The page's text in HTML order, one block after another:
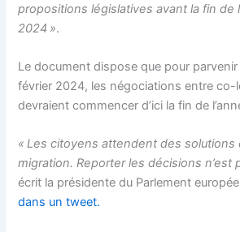
propositions législatives avant la fin de
2024 ».
Le document dispose que pour
février 2024, les négociations entre co-
devraient commencer d’ici la fin de
« Les citoyens attendent des solutions
migration. Reporter les décisions n’est
écrit la présidente du Parlement
dans un tweet.